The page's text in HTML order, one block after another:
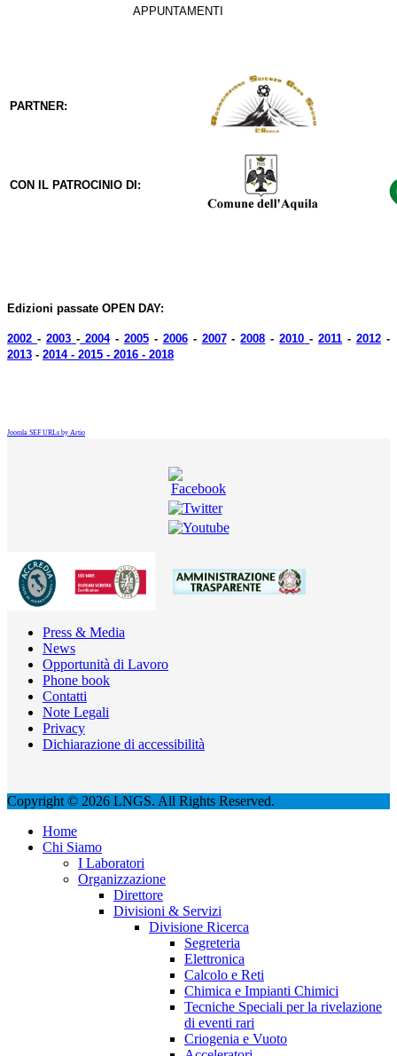
APPUNTAMENTI
PARTNER:
CON IL PATROCINIO DI:
Edizioni passate OPEN DAY:
2002 - 2003 -2004- 2005- 2006- 2007-2008 - 2010 - 2011 - 2012 -
2013 - 2014 - 2015 - 2016 - 2018
Joomla SEF URLs by Artio
Press & Media
News
Opportunità di Lavoro
Phone book
Contatti
Note Legali
Privacy
Dichiarazione di accessibilità
Copyright © 2026 LNGS. All Rights Reserved.
Home
Chi Siamo
I Laboratori
Organizzazione
Direttore
Divisioni & Servizi
Divisione Ricerca
Segreteria
Elettronica
Calcolo e Reti
Chimica e Impianti Chimici
Tecniche Speciali per la rivelazione
di eventi rari
Criogenia e Vuoto